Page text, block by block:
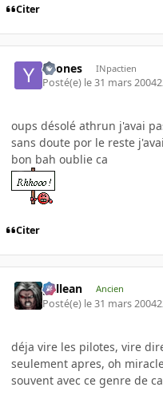
Citer
Yoones INpactien
Posté(e) le 31 mars 2004
oups désolé athrun j'avai
sans doute por le reste
bon bah oublie ca
Citer
gallean Ancien
Posté(e) le 31 mars 2004
déja vire les pilotes, vire
seulement apres, oh
souvent avec ce genre de